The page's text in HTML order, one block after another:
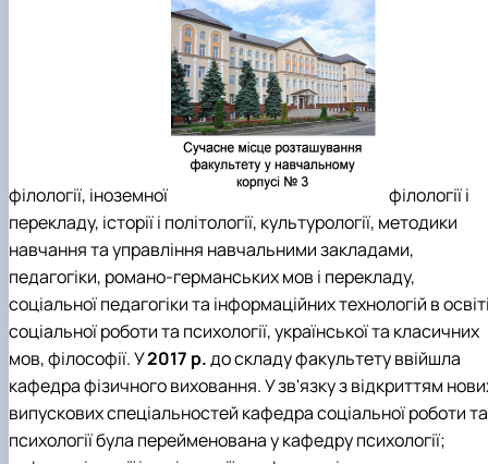
філології, іноземної
філології і
перекладу, історії і політології, культурології, методики
навчання та управління навчальними закладами,
педагогіки, романо-германських мов і перекладу,
соціальної педагогіки та інформаційних технологій в
соціальної роботи та психології, української та класичних
мов, філософії. У2017 р.до складу факультету ввійшла
кафедра фізичного виховання. У зв'язку з відкриттям
випускових спеціальностей кафедра соціальної роботи та
психології була перейменована у кафедру психології;